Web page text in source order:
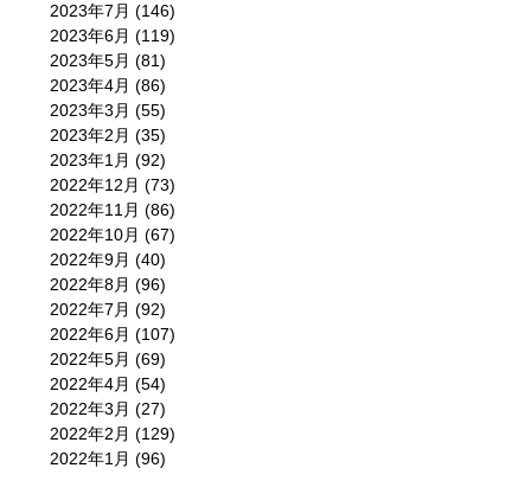
2023年7月 (146)
2023年6月 (119)
2023年5月 (81)
2023年4月 (86)
2023年3月 (55)
2023年2月 (35)
2023年1月 (92)
2022年12月 (73)
2022年11月 (86)
2022年10月 (67)
2022年9月 (40)
2022年8月 (96)
2022年7月 (92)
2022年6月 (107)
2022年5月 (69)
2022年4月 (54)
2022年3月 (27)
2022年2月 (129)
2022年1月 (96)